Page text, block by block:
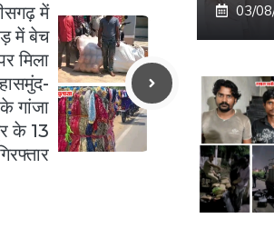
में
में बेच
मिला
गांजा
के 13
03/